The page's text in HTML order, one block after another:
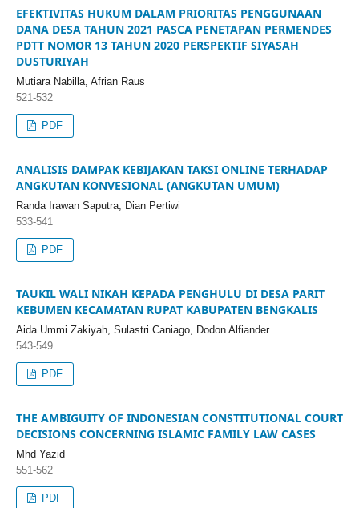
EFEKTIVITAS HUKUM DALAM PRIORITAS PENGGUNAAN
DANA DESA TAHUN 2021 PASCA PENETAPAN PERMENDES
PDTT NOMOR 13 TAHUN 2020 PERSPEKTIF SIYASAH
DUSTURIYAH
Mutiara Nabilla, Afrian Raus
521-532
PDF
ANALISIS DAMPAK KEBIJAKAN TAKSI ONLINE TERHADAP
ANGKUTAN KONVESIONAL (ANGKUTAN UMUM)
Randa Irawan Saputra, Dian Pertiwi
533-541
PDF
TAUKIL WALI NIKAH KEPADA PENGHULU DI DESA PARIT
KEBUMEN KECAMATAN RUPAT KABUPATEN BENGKALIS
Aida Ummi Zakiyah, Sulastri Caniago, Dodon Alfiander
543-549
PDF
THE AMBIGUITY OF INDONESIAN CONSTITUTIONAL COURT
DECISIONS CONCERNING ISLAMIC FAMILY LAW CASES
Mhd Yazid
551-562
PDF